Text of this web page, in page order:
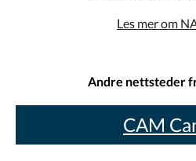
Les mer om
Andre nettsteder
CAM